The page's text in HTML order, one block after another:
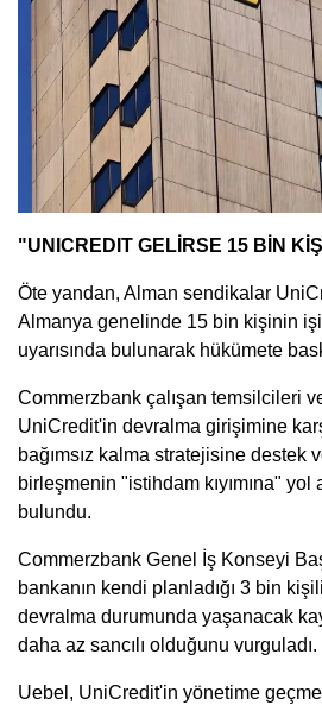
"UNICREDIT GELİRSE 15 BİN
Öte yandan, Alman sendikalar
Almanya genelinde 15 bin kişinin
uyarısında bulunarak hükümete
Commerzbank çalışan temsilcileri
UniCredit'in devralma girişimine
bağımsız kalma stratejisine destek
birleşmenin "istihdam kıyımına" yol
bulundu.
Commerzbank Genel İş Konseyi
bankanın kendi planladığı 3 bin
devralma durumunda yaşanacak
daha az sancılı olduğunu vurguladı.
Uebel, UniCredit'in yönetime